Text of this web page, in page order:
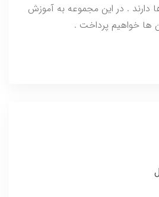
دارند . در این مجموعه به آموزش
ها خواهیم پرداخت .